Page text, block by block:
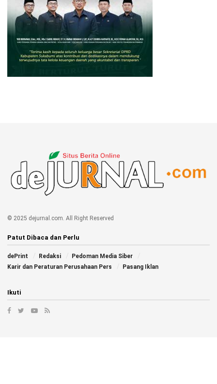
© 2025 dejurnal.com. All Right Reserved
Patut Dibaca dan Perlu
dePrint Redaksi
Pedoman Media Siber
Karir dan Peraturan Perusahaan Pers
Pasang Iklan
Ikuti